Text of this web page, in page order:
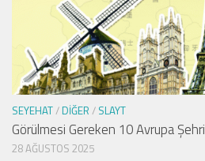
SEYEHAT/ DIĞER / SLAYT
Görülmesi Gereken 10 Avrupa Şehri
28 AĞUSTOS 2025